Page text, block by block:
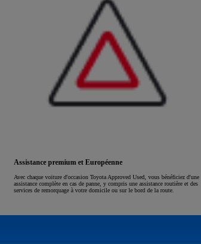
Assistance premium et Européenne
Avec chaque voiture d'occasion Toyota Approved Used, vous bénéficiez d'une
assistance complète en cas de panne, y compris une assistance routière et des
services de remorquage à votre domicile ou sur le bord de la route.